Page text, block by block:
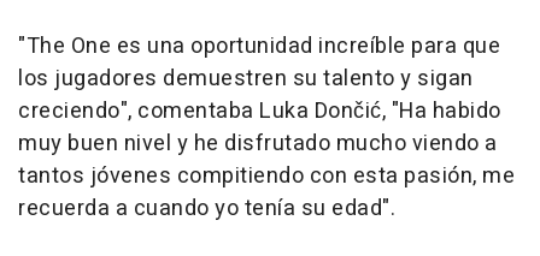
"The One es una oportunidad increíble para que
los jugadores demuestren su talento y sigan
creciendo", comentaba Luka Dončić, "Ha habido
muy buen nivel y he disfrutado mucho viendo a
tantos jóvenes compitiendo con esta pasión, me
recuerda a cuando yo tenía su edad".